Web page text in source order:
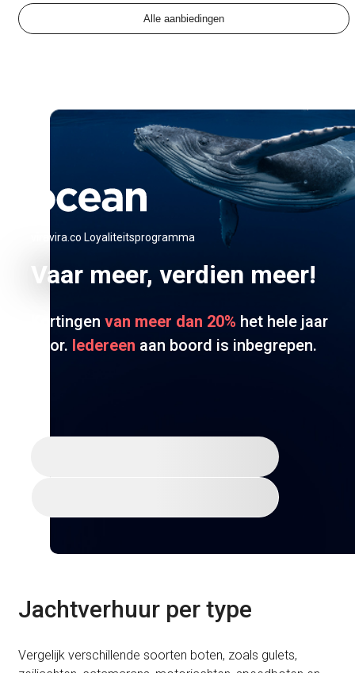
Alle aanbiedingen
Vaar meer, verdien meer!
Kortingen van meer dan 20% het hele jaar
door. Iedereen aan boord is inbegrepen.
viravira.co Loyaliteitsprogramma
Jachtverhuur per type
Vergelijk verschillende soorten boten, zoals gulets,